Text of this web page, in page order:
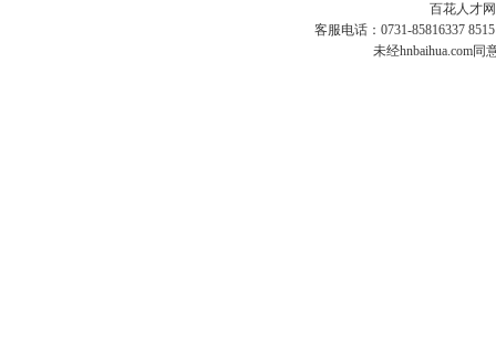
百花人才网
客服电话：0731-85816337
未经hnbaihua.com